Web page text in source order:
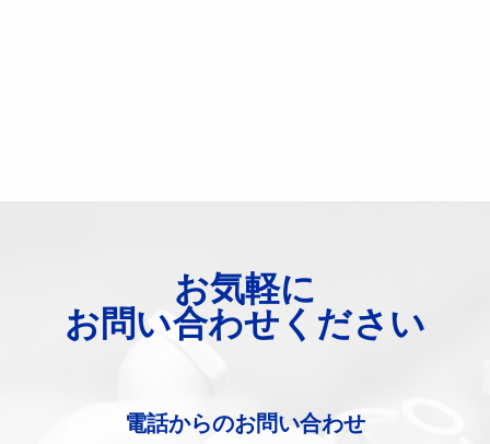
お気軽に
お問い合わせください
電話からのお問い合わせ